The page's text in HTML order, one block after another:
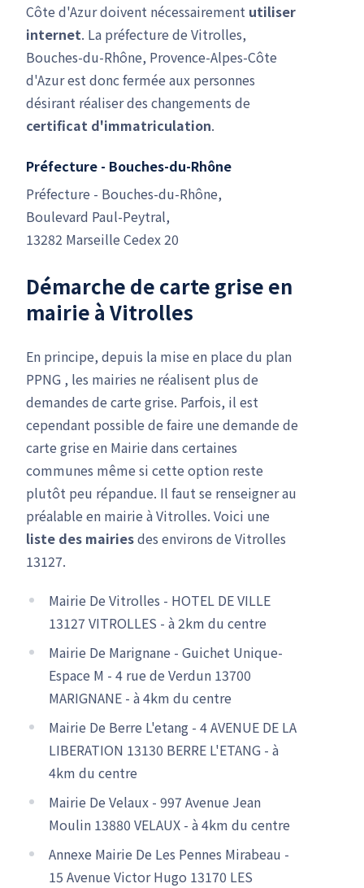
Côte d'Azur doivent nécessairement utiliser
internet. La préfecture de Vitrolles,
Bouches-du-Rhône, Provence-Alpes-Côte
d'Azur est donc fermée aux personnes
désirant réaliser des changements de
certificat d'immatriculation.
Préfecture - Bouches-du-Rhône
Préfecture - Bouches-du-Rhône,
Boulevard Paul-Peytral,
13282 Marseille Cedex 20
Démarche de carte grise en
mairie à Vitrolles
En principe, depuis la mise en place du plan
PPNG , les mairies ne réalisent plus de
demandes de carte grise. Parfois, il est
cependant possible de faire une demande de
carte grise en Mairie dans certaines
communes même si cette option reste
plutôt peu répandue. Il faut se renseigner au
préalable en mairie à Vitrolles. Voici une
liste des mairiesdes environs de Vitrolles
13127.
Mairie De Vitrolles - HOTEL DE VILLE
13127 VITROLLES - à 2km du centre
Mairie De Marignane - Guichet Unique-
Espace M - 4 rue de Verdun 13700
MARIGNANE - à 4km du centre
Mairie De Berre L'etang - 4 AVENUE DE LA
LIBERATION 13130 BERRE L'ETANG - à
4km du centre
Mairie De Velaux - 997 Avenue Jean
Moulin 13880 VELAUX - à 4km du centre
Annexe Mairie De Les Pennes Mirabeau -
15 Avenue Victor Hugo 13170 LES